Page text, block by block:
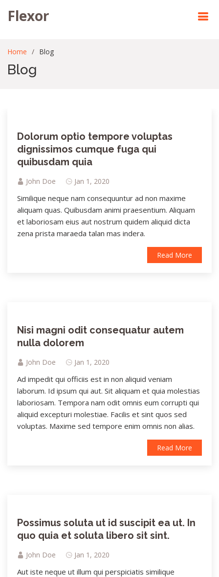
Flexor
Home Blog
Blog
Dolorum optio tempore voluptas
dignissimos cumque fuga qui
quibusdam quia
John Doe Jan 1, 2020
Similique neque nam consequuntur ad non maxime
aliquam quas. Quibusdam animi praesentium. Aliquam
et laboriosam eius aut nostrum quidem aliquid dicta
zena prista maraeda talan mas indera.
Read More
Nisi magni odit consequatur autem
nulla dolorem
John Doe Jan 1, 2020
Ad impedit qui officiis est in non aliquid veniam
laborum. Id ipsum qui aut. Sit aliquam et quia molestias
laboriosam. Tempora nam odit omnis eum corrupti qui
aliquid excepturi molestiae. Facilis et sint quos sed
voluptas. Maxime sed tempore enim omnis non alias.
Read More
Possimus soluta ut id suscipit ea ut. In
quo quia et soluta libero sit sint.
John Doe Jan 1, 2020
Aut iste neque ut illum qui perspiciatis similique